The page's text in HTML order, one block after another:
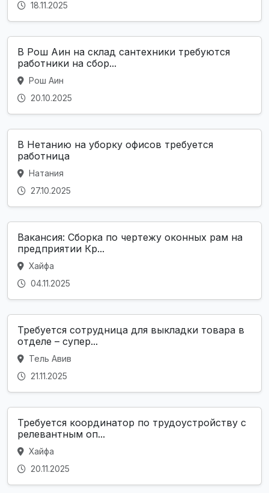
18.11.2025
В Рош Аин на склад сантехники требуются
работники на сбор...
Рош Аин
20.10.2025
В Нетанию на уборку офисов требуется
работница
Натания
27.10.2025
Вакансия: Сборка по чертежу оконных рам на
предприятии Кр...
Хайфа
04.11.2025
Требуется сотрудница для выкладки товара в
отделе – супер...
Тель Авив
21.11.2025
Требуется координатор по трудоустройству с
релевантным оп...
Хайфа
20.11.2025